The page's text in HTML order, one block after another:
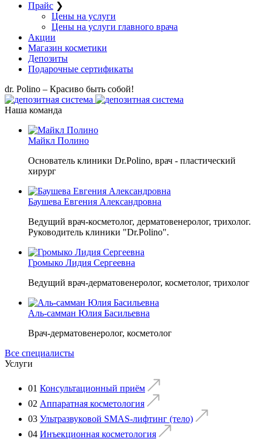
Прайс ❯
Цены на услуги
Цены на услуги главного врача
Акции
Магазин косметики
Депозиты
Подарочные сертификаты
dr. Polino – Красиво быть собой!
Наша команда
Майкл Полино
Основатель клиники Dr.Polino, врач - пластический
хирург
Баушева Евгения Александровна
Ведущий врач-косметолог, дерматовенеролог, трихолог.
Руководитель клиники "Dr.Polino".
Громыко Лидия Сергеевна
Ведущий врач-дерматовенеролог, косметолог, трихолог
Аль-самман Юлия Басильевна
Врач-дерматовенеролог, косметолог
Все специалисты
Услуги
01 Консультационный приём
02 Аппаратная косметология
03 Ультразвуковой SMAS-лифтинг (тело)
04 Инъекционная косметология